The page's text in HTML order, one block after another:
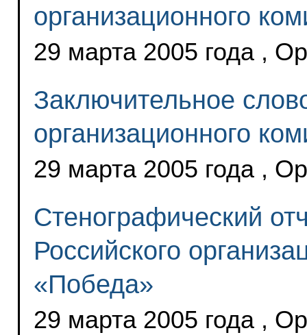
организационного
29 марта 2005 года ,
Заключительное
организационного
29 марта 2005 года ,
Стенографический
Российского
«Победа»
29 марта 2005 года ,